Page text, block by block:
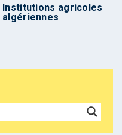
Institutions agricoles
algériennes